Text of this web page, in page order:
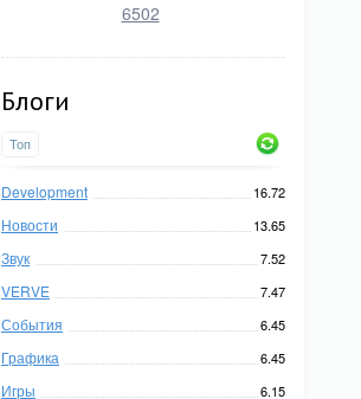
6502
Блоги
Топ
Development 16.72
Новости 13.65
Звук 7.52
VERVE 7.47
События 6.45
Графика 6.45
Игры 6.15